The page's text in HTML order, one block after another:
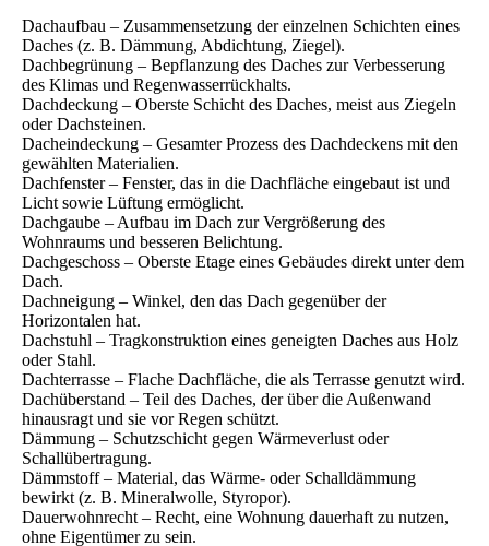
Dachaufbau – Zusammensetzung der einzelnen Schichten eines
Daches (z. B. Dämmung, Abdichtung, Ziegel).
Dachbegrünung – Bepflanzung des Daches zur Verbesserung
des Klimas und Regenwasserrückhalts.
Dachdeckung – Oberste Schicht des Daches, meist aus Ziegeln
oder Dachsteinen.
Dacheindeckung – Gesamter Prozess des Dachdeckens mit den
gewählten Materialien.
Dachfenster – Fenster, das in die Dachfläche eingebaut ist und
Licht sowie Lüftung ermöglicht.
Dachgaube – Aufbau im Dach zur Vergrößerung des
Wohnraums und besseren Belichtung.
Dachgeschoss – Oberste Etage eines Gebäudes direkt unter dem
Dach.
Dachneigung – Winkel, den das Dach gegenüber der
Horizontalen hat.
Dachstuhl – Tragkonstruktion eines geneigten Daches aus Holz
oder Stahl.
Dachterrasse – Flache Dachfläche, die als Terrasse genutzt wird.
Dachüberstand – Teil des Daches, der über die Außenwand
hinausragt und sie vor Regen schützt.
Dämmung – Schutzschicht gegen Wärmeverlust oder
Schallübertragung.
Dämmstoff – Material, das Wärme- oder Schalldämmung
bewirkt (z. B. Mineralwolle, Styropor).
Dauerwohnrecht – Recht, eine Wohnung dauerhaft zu nutzen,
ohne Eigentümer zu sein.